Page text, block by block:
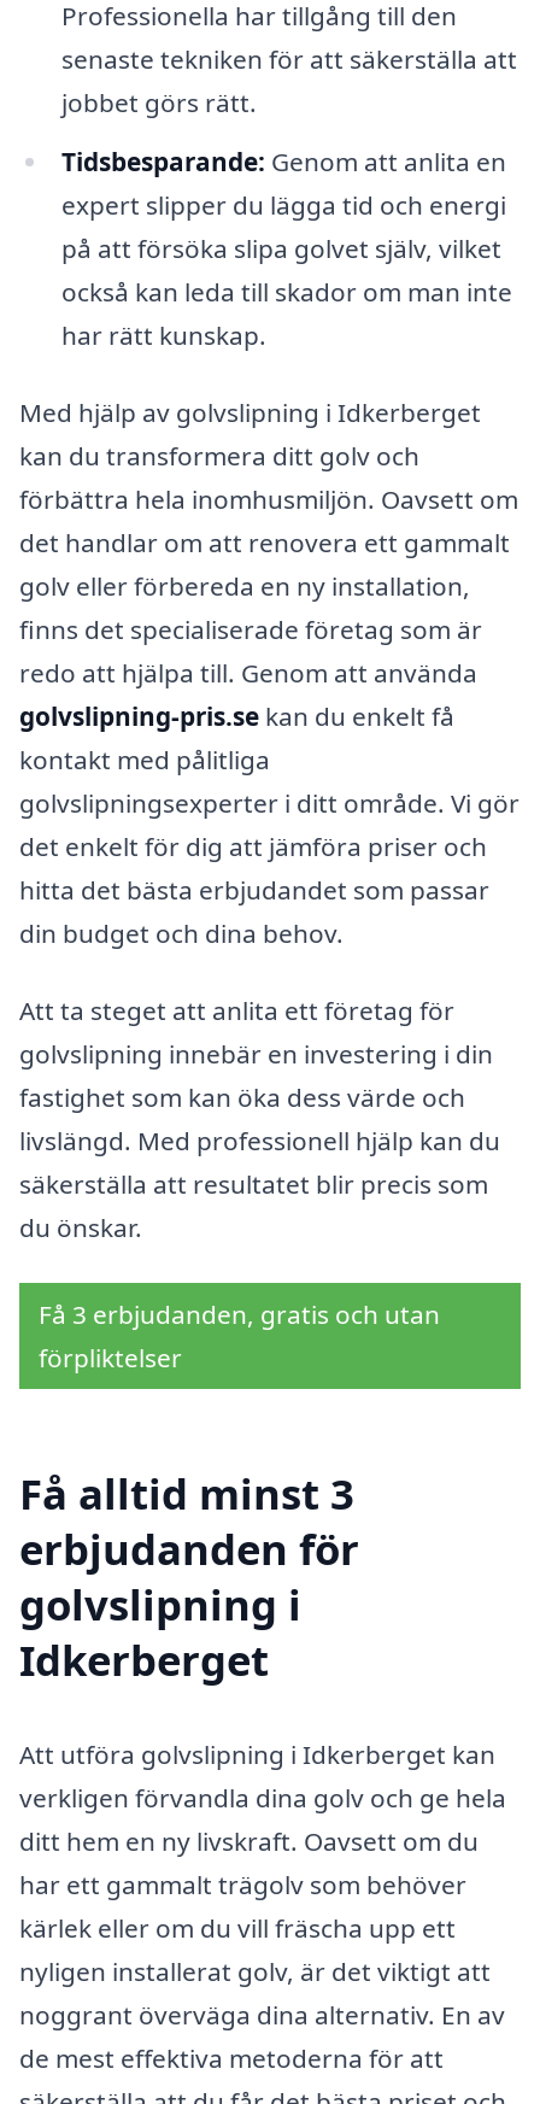
Professionella har tillgång till den
senaste tekniken för att säkerställa att
jobbet görs rätt.
Tidsbesparande: Genom att anlita en
expert slipper du lägga tid och energi
på att försöka slipa golvet själv, vilket
också kan leda till skador om man inte
har rätt kunskap.
Med hjälp av golvslipning i Idkerberget
kan du transformera ditt golv och
förbättra hela inomhusmiljön. Oavsett om
det handlar om att renovera ett gammalt
golv eller förbereda en ny installation,
finns det specialiserade företag som är
redo att hjälpa till. Genom att använda
golvslipning-pris.se kan du enkelt få
kontakt med pålitliga
golvslipningsexperter i ditt område. Vi gör
det enkelt för dig att jämföra priser och
hitta det bästa erbjudandet som passar
din budget och dina behov.
Att ta steget att anlita ett företag för
golvslipning innebär en investering i din
fastighet som kan öka dess värde och
livslängd. Med professionell hjälp kan du
säkerställa att resultatet blir precis som
du önskar.
Få 3 erbjudanden, gratis och utan
förpliktelser
Få alltid minst 3
erbjudanden för
golvslipning i
Idkerberget
Att utföra golvslipning i Idkerberget kan
verkligen förvandla dina golv och ge hela
ditt hem en ny livskraft. Oavsett om du
har ett gammalt trägolv som behöver
kärlek eller om du vill fräscha upp ett
nyligen installerat golv, är det viktigt att
noggrant överväga dina alternativ. En av
de mest effektiva metoderna för att